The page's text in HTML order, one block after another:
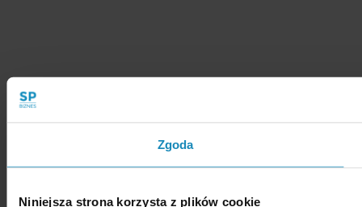
Zgoda
Niniejsza strona korzysta z plików cookie